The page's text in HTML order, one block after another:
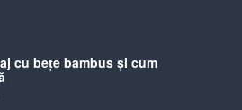
cu bețe bambus și cum